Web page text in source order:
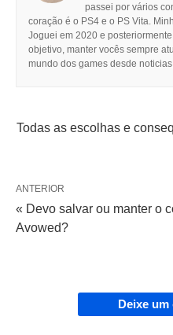
passei por vários
coração é o PS4 e o PS Vita.
Joguei em 2020 e
objetivo, manter vocês sempre
mundo dos games desde
Todas as escolhas e
ANTERIOR
« Devo salvar ou manter o
Avowed?
Deixe